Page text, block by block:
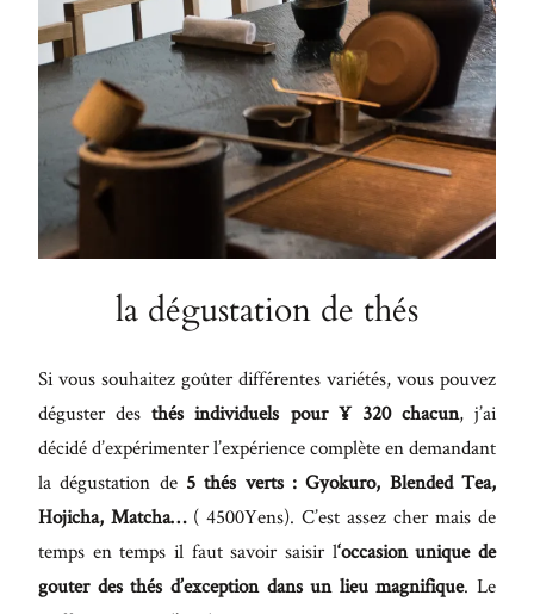
la dégustation de thés
Si vous souhaitez goûter différentes variétés, vous pouvez
déguster desthés individuels pour ¥ 320 chacun, j’ai
décidé d’expérimenter l’expérience complète en demandant
la dégustation de 5 thés verts : Gyokuro, Blended Tea,
Hojicha, Matcha…( 4500Yens). C’est assez cher mais de
temps en temps il faut savoir saisir l‘occasion unique de
gouter des thés d’exception dans un lieu magnifique. Le